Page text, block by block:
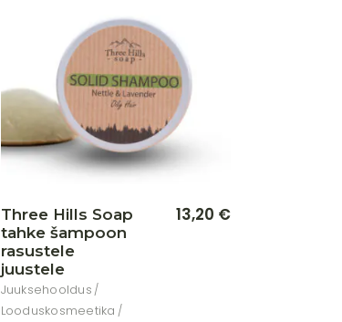
Three Hills Soap
tahke šampoon
rasustele
juustele
Juuksehooldus
Looduskosmeetika
13,20 €